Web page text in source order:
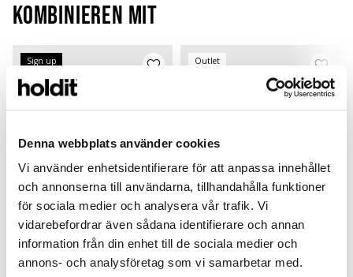
Denna webbplats använder cookies
Vi använder enhetsidentifierare för att anpassa innehållet
och annonserna till användarna, tillhandahålla funktioner
för sociala medier och analysera vår trafik. Vi
vidarebefordrar även sådana identifierare och annan
information från din enhet till de sociala medier och
annons- och analysföretag som vi samarbetar med.
Kombinieren mit
Sign up
Card Holder
Outlet
Silicone Case